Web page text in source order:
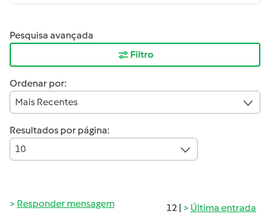
Pesquisa avançada
Filtro
Ordenar por:
Mais Recentes
Resultados por página:
10
12 | Última entrada
Responder mensagem